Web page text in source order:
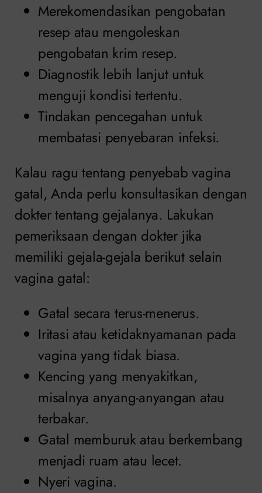
Merekomendasikan pengobatan
resep atau mengoleskan
pengobatan krim resep.
Diagnostik lebih lanjut untuk
menguji kondisi tertentu.
Tindakan pencegahan untuk
membatasi penyebaran infeksi.
Kalau ragu tentang penyebab vagina
gatal, Anda perlu konsultasikan dengan
dokter tentang gejalanya. Lakukan
pemeriksaan dengan dokter jika
memiliki gejala-gejala berikut selain
vagina gatal:
Gatal secara terus-menerus.
Iritasi atau ketidaknyamanan pada
vagina yang tidak biasa.
Kencing yang menyakitkan,
misalnya anyang-anyangan atau
terbakar.
Gatal memburuk atau berkembang
menjadi ruam atau lecet.
Nyeri vagina.